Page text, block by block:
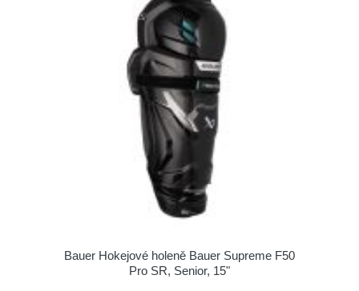
Bauer Hokejové holeně Bauer Supreme F50
Pro SR, Senior, 15"